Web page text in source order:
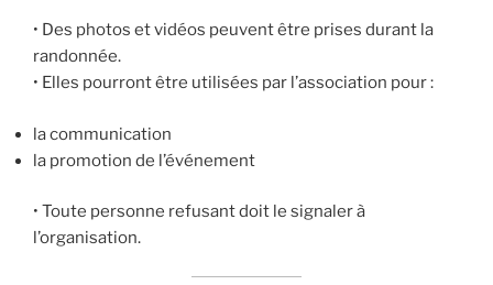
• Des photos et vidéos peuvent être prises durant la
randonnée.
• Elles pourront être utilisées par l’association pour :
la communication
la promotion de l’événement
• Toute personne refusant doit le signaler à
l’organisation.